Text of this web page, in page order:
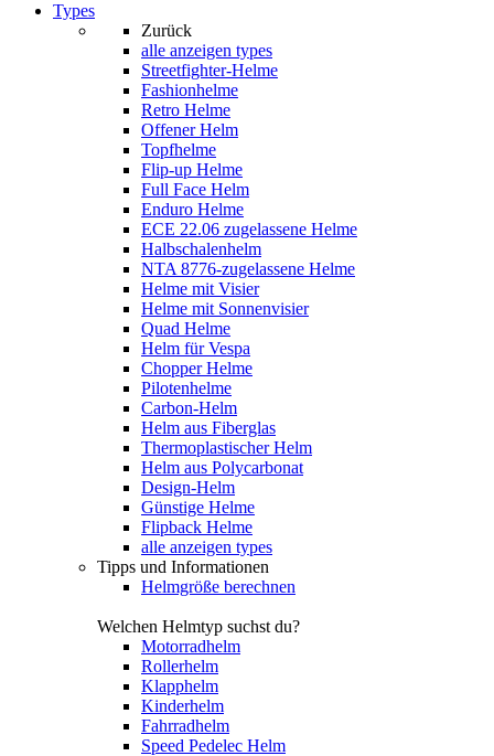
Types
Zurück
alle anzeigen types
Streetfighter-Helme
Fashionhelme
Retro Helme
Offener Helm
Topfhelme
Flip-up Helme
Full Face Helm
Enduro Helme
ECE 22.06 zugelassene Helme
Halbschalenhelm
NTA 8776-zugelassene Helme
Helme mit Visier
Helme mit Sonnenvisier
Quad Helme
Helm für Vespa
Chopper Helme
Pilotenhelme
Carbon-Helm
Helm aus Fiberglas
Thermoplastischer Helm
Helm aus Polycarbonat
Design-Helm
Günstige Helme
Flipback Helme
alle anzeigen types
Tipps und Informationen
Helmgröße berechnen
Welchen Helmtyp suchst du?
Motorradhelm
Rollerhelm
Klapphelm
Kinderhelm
Fahrradhelm
Speed Pedelec Helm